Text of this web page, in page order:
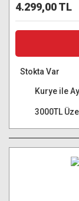
4.299,00 TL
Stokta Var
Kurye ile
3000TL